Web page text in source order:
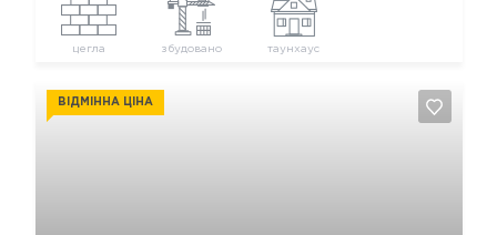
цегла збудовано таунхаус
ВІДМІННА ЦІНА